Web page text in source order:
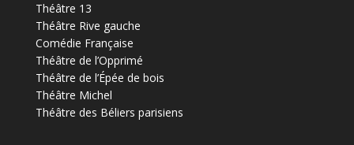
Théâtre 13
Théâtre Rive gauche
Comédie Française
Théâtre de l’Opprimé
Théâtre de l’Épée de bois
Théâtre Michel
Théâtre des Béliers parisiens